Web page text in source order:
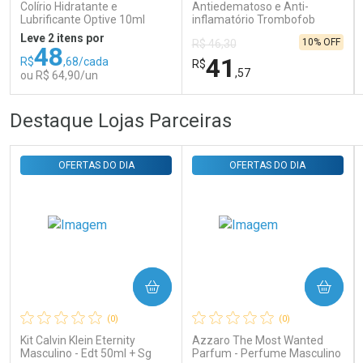
Colírio Hidratante e
Lubrificante Optive 10ml
Leve 2 itens por
R$48,68/cada
ou R$ 64,90/un
FECHAR
Laboratório
Comprar sem Desconto
Por R$ 64,90/cada
FECHAR
Por Menos
Comprar sem Desconto
Por R$ 64,90/cada
Antiedematoso e Anti-
inflamatório Trombofob
R$ 46,30
R$41 ,57
10% OFF
Comprar sem Desconto
Por R$ 41,57/cada
Por Menos
Comprar sem Desconto
Por R$ 41,57/cada
Destaque Lojas Parceiras
(0)
Kit Calvin Klein Eternity
Masculino - Edt 50ml + Sg
OFERTAS DO DIA
COMPRAR
(0)
Azzaro The Most Wanted
Parfum - Perfume Masculino
OFERTAS DO DIA
COMPRAR